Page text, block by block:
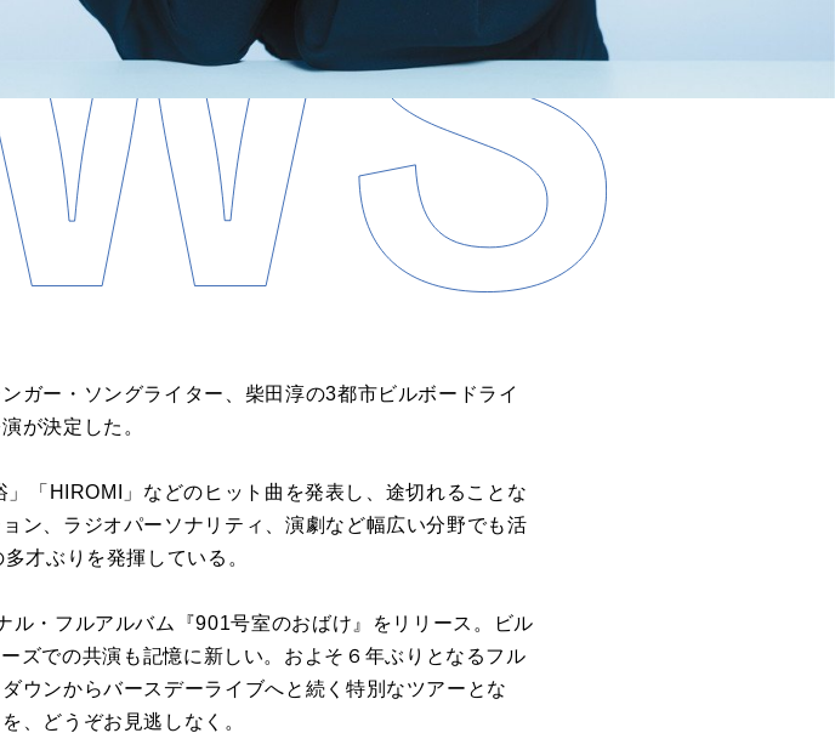
ガー・ソングライター、柴田淳の3都市ビルボードライ
が決定した。
「HIROMI」などのヒット曲を発表し、途切れることな
ン、ラジオパーソナリティ、演劇など幅広い分野でも活
才ぶりを発揮している。
・フルアルバム『901号室のおばけ』をリリース。ビル
ズでの共演も記憶に新しい。およそ６年ぶりとなるフル
ウンからバースデーライブへと続く特別なツアーとな
、どうぞお見逃しなく。